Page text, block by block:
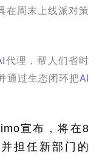
在周末上线派对策
代理，帮人们省时
通过生态闭环把AI
宣布，将在8
并担任新部门的